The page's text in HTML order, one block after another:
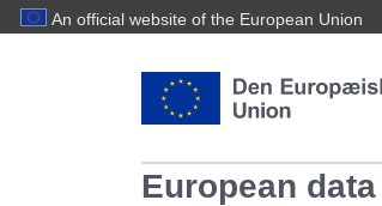
An official website of the European Union
European data